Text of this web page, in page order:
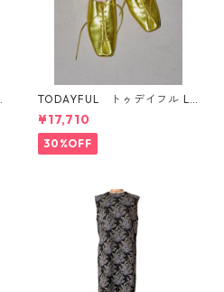
TODAYFUL トゥデイフル La
ceup Leather Shoes 1232101
1
¥17,710
30%OFF